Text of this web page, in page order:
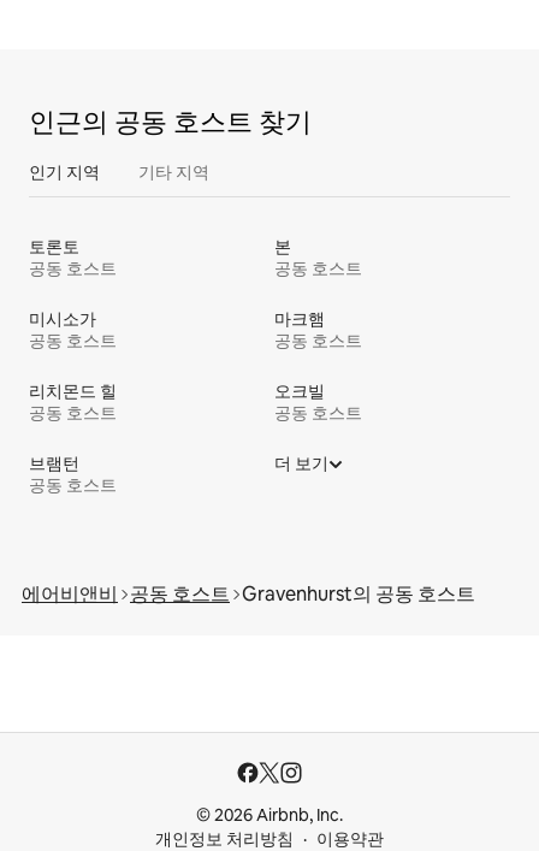
인근의 공동 호스트 찾기
인기 지역 기타 지역
토론토
공동 호스트
본
공동 호스트
미시소가
공동 호스트
마크햄
공동 호스트
리치몬드 힐
공동 호스트
오크빌
공동 호스트
브램턴
공동 호스트
더 보기
에어비앤비 공동 호스트 Gravenhurst의 공⁠동 호⁠스⁠트
© 2026 Airbnb, Inc.
개인정보 처리방침
이용약관